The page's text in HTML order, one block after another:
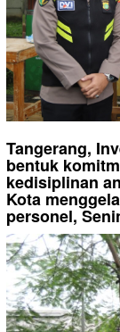
Tangerang,
bentuk
kedisiplinan
Kota
personel,